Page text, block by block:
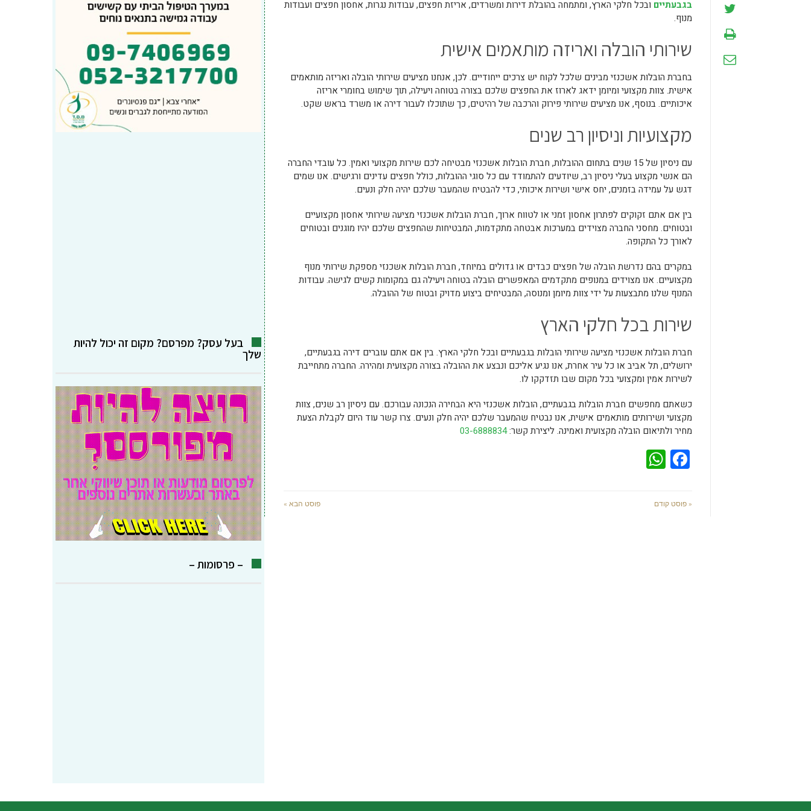
בגבעתיים ובכל חלקי הארץ, ומתמחה בהובלת דירות ומשרדים, אריזת חפצים, עבודות נגרות, אחסון חפצים ועבודות
מנוף.
שירותי הובלה ואריזה מותאמים אישית
בחברת הובלות אשכנזי מבינים שלכל לקוח יש צרכים ייחודיים. לכן, אנחנו מציעים שירותי הובלה ואריזה מותאמים
אישית. צוות מקצועי ומיומן ידאג לארוז את החפצים שלכם בצורה בטוחה ויעילה, תוך שימוש בחומרי אריזה
איכותיים. בנוסף, אנו מציעים שירותי פירוק והרכבה של רהיטים, כך שתוכלו לעבור דירה או משרד בראש שקט.
מקצועיות וניסיון רב שנים
עם ניסיון של 15 שנים בתחום ההובלות, חברת הובלות אשכנזי מבטיחה לכם שירות מקצועי ואמין. כל עובדי החברה
הם אנשי מקצוע בעלי ניסיון רב, שיודעים להתמודד עם כל סוגי ההובלות, כולל חפצים עדינים ורגישים. אנו שמים
דגש על עמידה בזמנים, יחס אישי ושירות איכותי, כדי להבטיח שהמעבר שלכם יהיה חלק ונעים.
בין אם אתם זקוקים לפתרון אחסון זמני או לטווח ארוך, חברת הובלות אשכנזי מציעה שירותי אחסון מקצועיים
ובטוחים. מחסני החברה מצוידים במערכות אבטחה מתקדמות, המבטיחות שהחפצים שלכם יהיו מוגנים ובטוחים
לאורך כל התקופה.
במקרים בהם נדרשת הובלה של חפצים כבדים או גדולים במיוחד, חברת הובלות אשכנזי מספקת שירותי מנוף
מקצועיים. אנו מצוידים במנופים מתקדמים המאפשרים הובלה בטוחה ויעילה גם במקומות קשים לגישה. עבודות
המנוף שלנו מתבצעות על ידי צוות מיומן ומנוסה, המבטיחים ביצוע מדויק ובטוח של ההובלה.
שירות בכל חלקי הארץ
חברת הובלות אשכנזי מציעה שירותי הובלות בגבעתיים ובכל חלקי הארץ. בין אם אתם עוברים דירה בגבעתיים,
ירושלים, תל אביב או כל עיר אחרת, אנו נגיע אליכם ונבצע את ההובלה בצורה מקצועית ומהירה. החברה מתחייבת
לשירות אמין ומקצועי בכל מקום שבו תזדקקו לו.
כשאתם מחפשים חברת הובלות בגבעתיים, הובלות אשכנזי היא הבחירה הנכונה עבורכם. עם ניסיון רב שנים, צוות
מקצועי ושירותים מותאמים אישית, אנו נבטיח שהמעבר שלכם יהיה חלק ונעים. צרו קשר עוד היום לקבלת הצעת
מחיר ולתיאום הובלה מקצועית ואמינה. ליצירת קשר:03-6888834
Facebook
« פוסט קודם פוסט הבא »
בעל עסק? מפרסם? מקום זה יכול להיות
שלך
– פרסומות –